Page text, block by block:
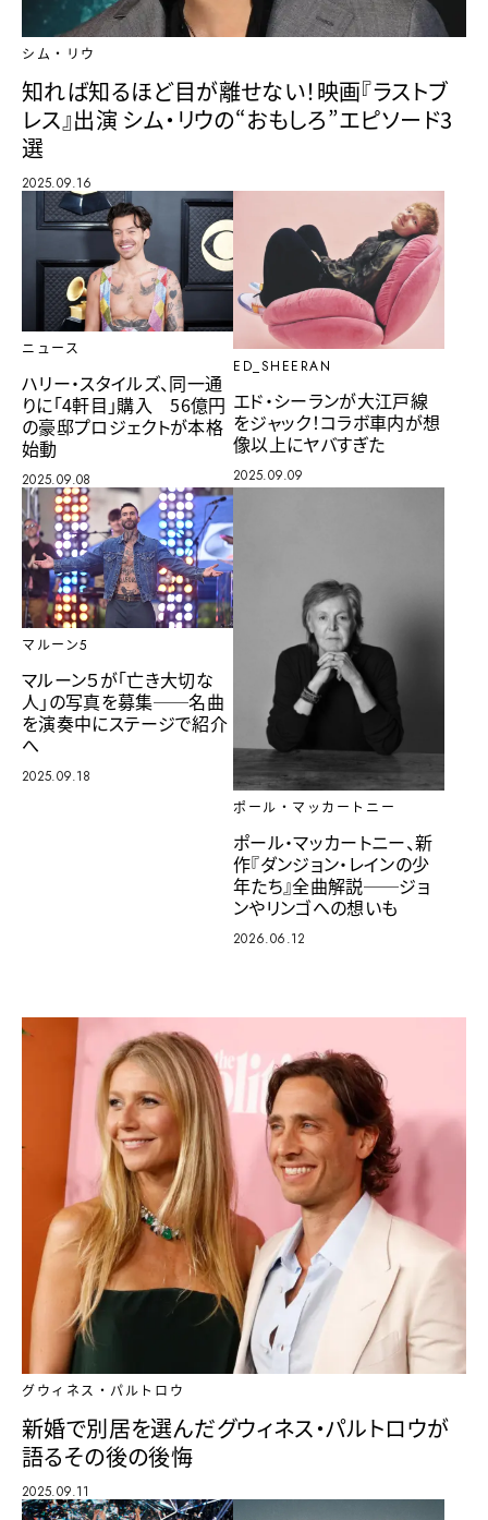
シム・リウ
知れば知るほど目が離せない！映画『ラストブ
レス』出演 シム・リウの“おもしろ”エピソード3
選
2025.09.16
ニュース
ハリー・スタイルズ、同一通
りに「4軒目」購入 56億円
の豪邸プロジェクトが本格
始動
2025.09.08
ED_SHEERAN
エド・シーランが大江戸線
をジャック！コラボ車内が想
像以上にヤバすぎた
2025.09.09
マルーン5
マルーン５が「亡き大切な
人」の写真を募集──名曲
を演奏中にステージで紹介
へ
2025.09.18
ポール・マッカートニー
ポール・マッカートニー、新
作『ダンジョン・レインの少
年たち』全曲解説──ジョ
ンやリンゴへの想いも
2026.06.12
グウィネス・パルトロウ
新婚で別居を選んだグウィネス・パルトロウが
語るその後の後悔
2025.09.11